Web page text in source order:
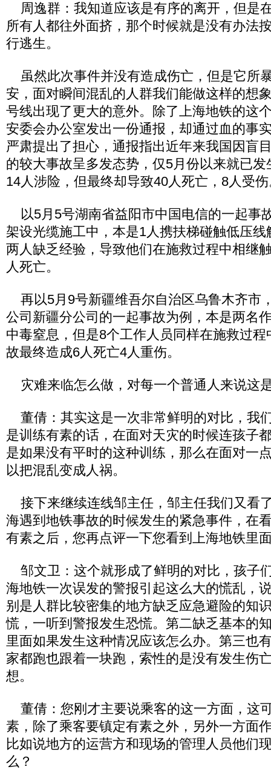
周逸群：我知道应该是有序的离开，但是
所有人都往外面挤，那个时候就是没有办法
行逃生。
虽然此次事件并没有造成伤亡，但是它所
安，面对瞬间混乱的人群我们能做这样的想
号线出现了更大的意外。除了上海地铁的这
安委会办公室发出一份通报，却通过血的事
严肃提出了担心，通报指出近年来我国因盲
的较大事故呈多发态势，仅5月份以来就已
14人涉险，但最终却导致40人死亡，8人受
以5月5号湖南省益阳市中国电信的一起事
架设光缆施工中，本是1人携扶梯碰触低压
两人缺乏经验，导致他们在施救过程中相继
人死亡。
再以5月9号新疆维吾尔自治区乌鲁木齐市
公司新疆分公司的一起事故为例，本是两名
中毒窒息，但是8个工作人员同样在施救过
故最终造成6人死亡4人重伤。
灾难来临怎么做，对每一个普通人来说这
董倩：其实这是一次非常鲜明的对比，我
是训练有素的话，在面对天灾的时候连孩子
是如果没有平时的这种训练，那么在面对一
以把混乱变成人祸。
接下来继续连线邹主任，邹主任我们又看
海遇到地铁事故的时候发生的紧急事件，在
有素之后，您再点评一下您看到上海地铁里
邹文卫：这个就形成了鲜明的对比，孩子
海地铁一次误发的警报引起这么大的慌乱，
别是人群比较密集的地方缺乏应急避险的知
慌，一听到警报发生恐慌。第二缺乏基本的
里面如果发生这种情况应该怎么办。第三也
家都跑也跟着一块跑，索性的是没有发生伤
想。
董倩：您刚才主要说乘客的这一方面，这
素，除了乘客要镇定有素之外，另外一方面
比如说地方的运营方和现场的管理人员他们
么？